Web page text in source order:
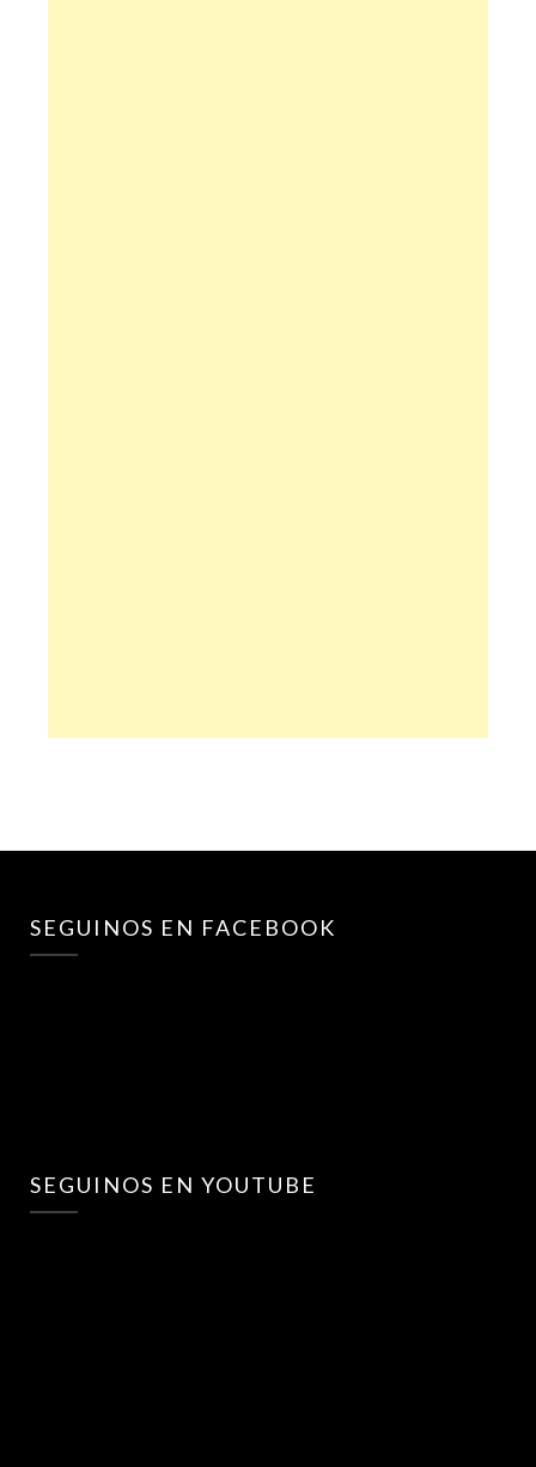
SEGUINOS EN FACEBOOK
SEGUINOS EN YOUTUBE